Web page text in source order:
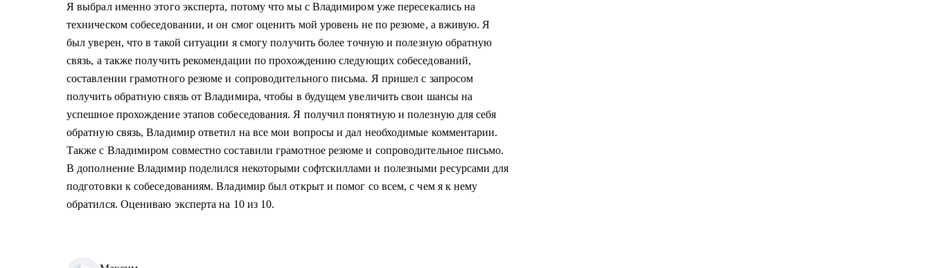
Я выбрал именно этого эксперта, потому что мы с Владимиром уже пересекались на
техническом собеседовании, и он смог оценить мой уровень не по резюме, а вживую. Я
был уверен, что в такой ситуации я смогу получить более точную и полезную обратную
связь, а также получить рекомендации по прохождению следующих собеседований,
составлении грамотного резюме и сопроводительного письма. Я пришел с запросом
получить обратную связь от Владимира, чтобы в будущем увеличить свои шансы на
успешное прохождение этапов собеседования. Я получил понятную и полезную для себя
обратную связь, Владимир ответил на все мои вопросы и дал необходимые комментарии.
Также с Владимиром совместно составили грамотное резюме и сопроводительное письмо.
В дополнение Владимир поделился некоторыми софтскиллами и полезными ресурсами для
подготовки к собеседованиям. Владимир был открыт и помог со всем, с чем я к нему
обратился. Оцениваю эксперта на 10 из 10.